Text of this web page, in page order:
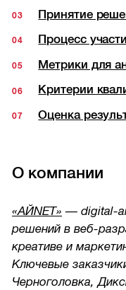
Принятие
Процесс
Метрики для
Критерии
Оценка
О компании
«АЙNET» — digital-
решений в веб-
креативе и
Ключевые
Черноголовка,